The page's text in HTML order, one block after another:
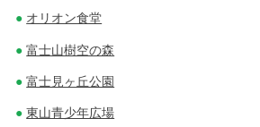
ョ
ン
オリオン食堂
富士山樹空の森
富士見ヶ丘公園
東山青少年広場